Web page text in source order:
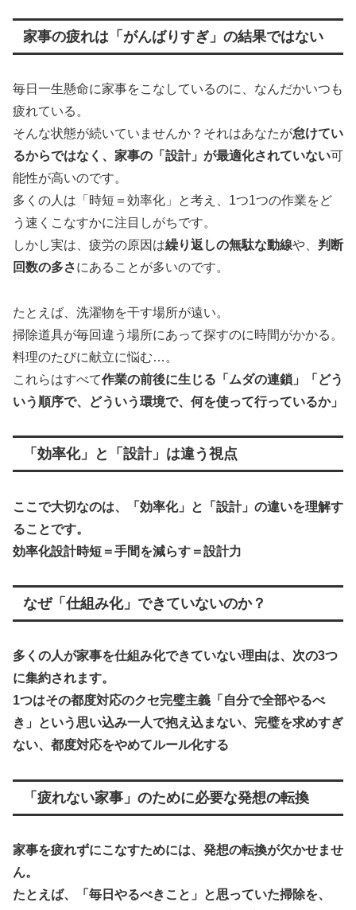
家事の疲れは「がんばりすぎ」の結果ではない
毎日一生懸命に家事をこなしているのに、なんだかいつも
疲れている。
そんな状態が続いていませんか？それはあなたが怠けてい
るからではなく、家事の「設計」が最適化されていない可
能性が高いのです。
多くの人は「時短＝効率化」と考え、1つ1つの作業をど
う速くこなすかに注目しがちです。
しかし実は、疲労の原因は繰り返しの無駄な動線や、 判断
回数の多さにあることが多いのです。
たとえば、洗濯物を干す場所が遠い。
掃除道具が毎回違う場所にあって探すのに時間がかかる。
料理のたびに献立に悩む…。
これらはすべて作業の前後に生じる「ムダの連鎖」「どう
いう順序で、どういう環境で、何を使って行っているか」
「効率化」と「設計」は違う視点
ここで大切なのは、「効率化」と「設計」の違いを理解す
ることです。
効率化設計時短＝手間を減らす＝設計力
なぜ「仕組み化」できていないのか？
多くの人が家事を仕組み化できていない理由は、次の3つ
に集約されます。
1つはその都度対応のクセ完璧主義「自分で全部やるべ
き」という思い込み一人で抱え込まない、完璧を求めすぎ
ない、都度対応をやめてルール化する
「疲れない家事」のために必要な発想の転換
家事を疲れずにこなすためには、発想の転換が欠かせませ
ん。
たとえば、「毎日やるべきこと」と思っていた掃除を、